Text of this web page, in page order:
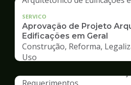
SERVICO
Aprovação de Projeto
Edificações em Geral
Construção, Reforma,
Uso